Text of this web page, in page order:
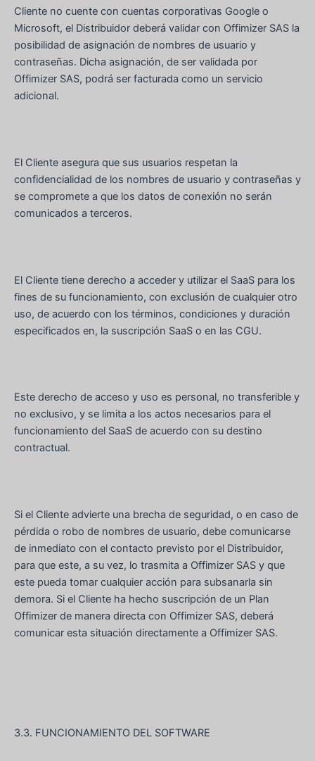
Cliente no cuente con cuentas corporativas Google o
Microsoft, el Distribuidor deberá validar con Offimizer SAS la
posibilidad de asignación de nombres de usuario y
contraseñas. Dicha asignación, de ser validada por
Offimizer SAS, podrá ser facturada como un servicio
adicional.
El Cliente asegura que sus usuarios respetan la
confidencialidad de los nombres de usuario y contraseñas y
se compromete a que los datos de conexión no serán
comunicados a terceros.
El Cliente tiene derecho a acceder y utilizar el SaaS para los
fines de su funcionamiento, con exclusión de cualquier otro
uso, de acuerdo con los términos, condiciones y duración
especificados en, la suscripción SaaS o en las CGU.
Este derecho de acceso y uso es personal, no transferible y
no exclusivo, y se limita a los actos necesarios para el
funcionamiento del SaaS de acuerdo con su destino
contractual.
Si el Cliente advierte una brecha de seguridad, o en caso de
pérdida o robo de nombres de usuario, debe comunicarse
de inmediato con el contacto previsto por el Distribuidor,
para que este, a su vez, lo trasmita a Offimizer SAS y que
este pueda tomar cualquier acción para subsanarla sin
demora. Si el Cliente ha hecho suscripción de un Plan
Offimizer de manera directa con Offimizer SAS, deberá
comunicar esta situación directamente a Offimizer SAS.
3.3. FUNCIONAMIENTO DEL SOFTWARE